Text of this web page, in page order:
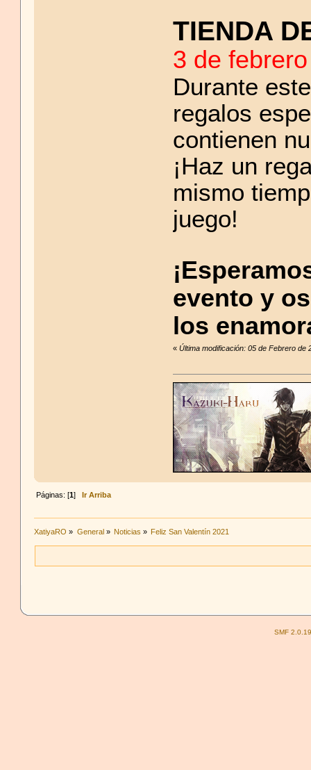
TIENDA
3 de
Durante
regalos
contienen
¡Haz un
mismo
juego!
evento y
los
«Última modificación: 05 de Febrero de
Páginas: [1] Ir Arriba
XatiyaRO » General » Noticias » Feliz San Valentín 2021
SMF 2.0.19